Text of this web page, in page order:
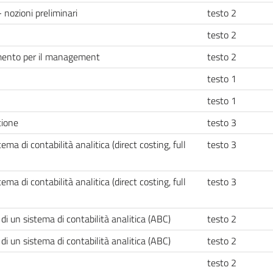
preliminari
testo 2
testo 2
per il management
testo 2
testo 1
testo 1
testo 3
di contabilità analitica (direct costing, full
testo 3
di contabilità analitica (direct costing, full testo 3
un sistema di contabilità analitica (ABC)
testo 2
un sistema di contabilità analitica (ABC)
testo 2
testo 2